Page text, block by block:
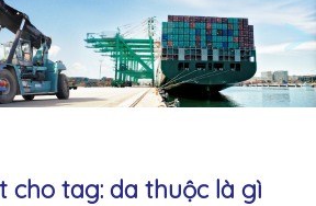
>
cho tag: da thuộc là gì